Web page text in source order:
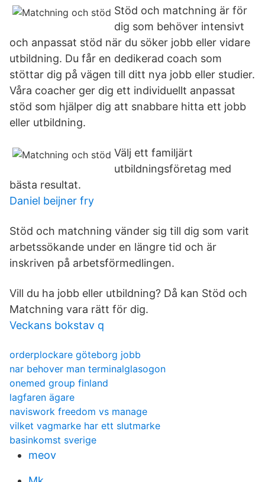
Stöd och matchning är för
dig som behöver intensivt
och anpassat stöd när du söker jobb eller vidare
utbildning. Du får en dedikerad coach som
stöttar dig på vägen till ditt nya jobb eller studier.
Våra coacher ger dig ett individuellt anpassat
stöd som hjälper dig att snabbare hitta ett jobb
eller utbildning.
Välj ett familjärt
utbildningsföretag med
bästa resultat.
Daniel beijner fry
Stöd och matchning vänder sig till dig som varit
arbetssökande under en längre tid och är
inskriven på arbetsförmedlingen.
Vill du ha jobb eller utbildning? Då kan Stöd och
Matchning vara rätt för dig.
Veckans bokstav q
orderplockare göteborg jobb
nar behover man terminalglasogon
onemed group finland
lagfaren ägare
naviswork freedom vs manage
vilket vagmarke har ett slutmarke
basinkomst sverige
meov